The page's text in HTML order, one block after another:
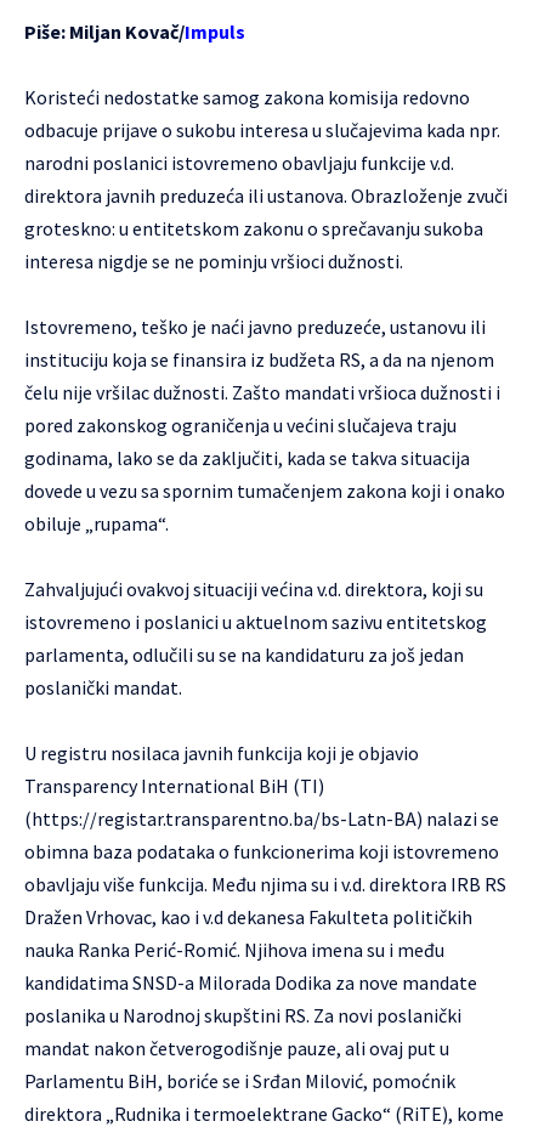
Piše: Miljan Kovač/Impuls
Koristeći nedostatke samog zakona komisija redovno
odbacuje prijave o sukobu interesa u slučajevima kada npr.
narodni poslanici istovremeno obavljaju funkcije v.d.
direktora javnih preduzeća ili ustanova. Obrazloženje zvuči
groteskno: u entitetskom zakonu o sprečavanju sukoba
interesa nigdje se ne pominju vršioci dužnosti.
Istovremeno, teško je naći javno preduzeće, ustanovu ili
instituciju koja se finansira iz budžeta RS, a da na njenom
čelu nije vršilac dužnosti. Zašto mandati vršioca dužnosti i
pored zakonskog ograničenja u većini slučajeva traju
godinama, lako se da zaključiti, kada se takva situacija
dovede u vezu sa spornim tumačenjem zakona koji i onako
obiluje „rupama“.
Zahvaljujući ovakvoj situaciji većina v.d. direktora, koji su
istovremeno i poslanici u aktuelnom sazivu entitetskog
parlamenta, odlučili su se na kandidaturu za još jedan
poslanički mandat.
U registru nosilaca javnih funkcija koji je objavio
Transparency International BiH (TI)
(https://registar.transparentno.ba/bs-Latn-BA) nalazi se
obimna baza podataka o funkcionerima koji istovremeno
obavljaju više funkcija. Među njima su i v.d. direktora IRB RS
Dražen Vrhovac, kao i v.d dekanesa Fakulteta političkih
nauka Ranka Perić-Romić. Njihova imena su i među
kandidatima SNSD-a Milorada Dodika za nove mandate
poslanika u Narodnoj skupštini RS. Za novi poslanički
mandat nakon četverogodišnje pauze, ali ovaj put u
Parlamentu BiH, boriće se i Srđan Milović, pomoćnik
direktora „Rudnika i termoelektrane Gacko“ (RiTE), kome